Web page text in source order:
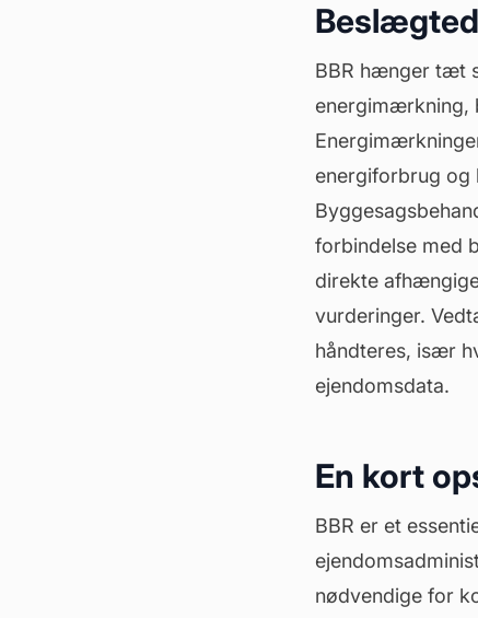
BBR hænger tæt
energimærkning,
energiforbrug og
forbindelse med
direkte
vurderinger.
håndteres, især
ejendomsdata.
En kort
BBR er et
nødvendige for